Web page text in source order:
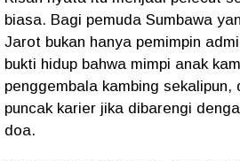
biasa. Bagi pemuda Sumbawa
Jarot bukan hanya pemimpin
bukti hidup bahwa mimpi anak
penggembala kambing sekalipun,
puncak karier jika dibarengi
doa.